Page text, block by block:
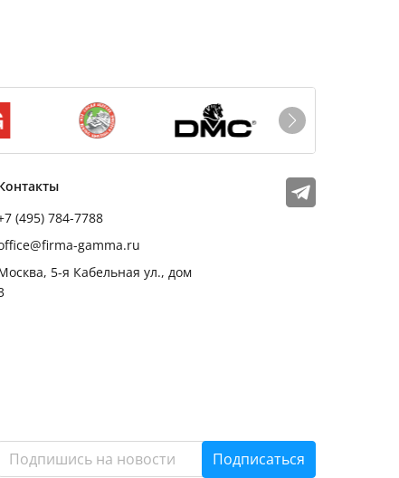
(495) 784-7788
gamma.ru
5-я Кабельная ул., дом
Мы в соцсетях
Телеграм
Подписаться